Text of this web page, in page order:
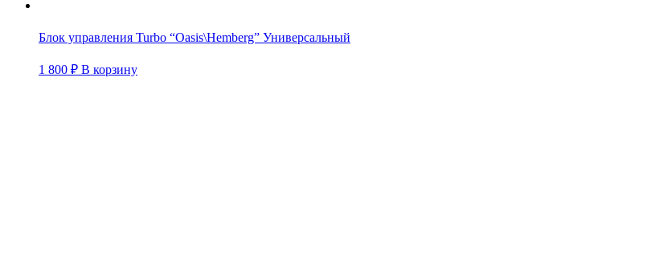
Блок управления Turbo “Oasis\Hemberg” Универсальный
1 800 ₽ В корзину